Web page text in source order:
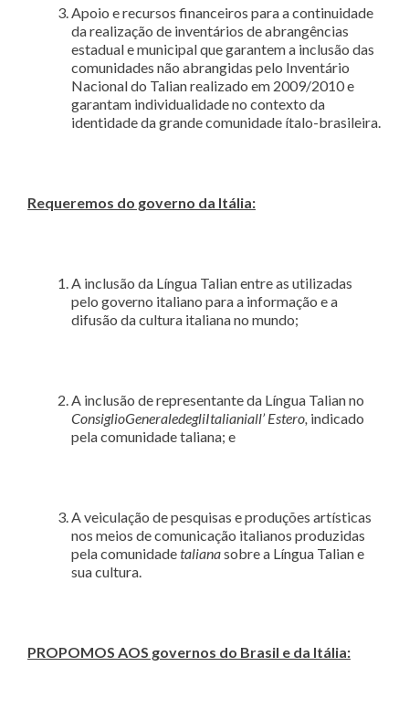
Apoio e recursos financeiros para a continuidade
da realização de inventários de abrangências
estadual e municipal que garantem a inclusão das
comunidades não abrangidas pelo Inventário
Nacional do Talian realizado em 2009/2010 e
garantam individualidade no contexto da
identidade da grande comunidade ítalo-brasileira.
Requeremos do governo da Itália:
A inclusão da Língua Talian entre as utilizadas
pelo governo italiano para a informação e a
difusão da cultura italiana no mundo;
A inclusão de representante da Língua Talian no
ConsiglioGeneraledegliItalianiall’ Estero, indicado
pela comunidade taliana; e
A veiculação de pesquisas e produções artísticas
nos meios de comunicação italianos produzidas
pela comunidadetalianasobre a Língua Talian e
sua cultura.
PROPOMOS AOS governos do Brasil e da Itália: